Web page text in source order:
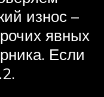
износ –
явных
Если